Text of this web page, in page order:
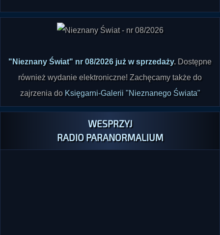
"Nieznany Świat" nr 08/2026 już w sprzedaży. Dostępne
również wydanie elektroniczne! Zachęcamy także do
zajrzenia do Księgarni-Galerii "Nieznanego Świata"
WESPRZYJ
RADIO PARANORMALIUM